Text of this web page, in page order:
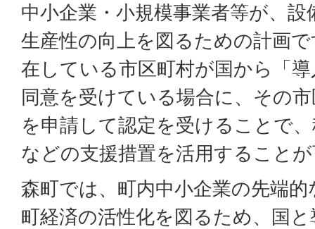
中小企業・小規模事業者等が、
生産性の向上を図るための計画
在している市区町村が国から「
同意を受けている場合に、その
を申請して認定を受けることで
などの支援措置を活用すること
森町では、町内中小企業の先端
町経済の活性化を図るため、国